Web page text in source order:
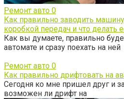
Ремонт авто 0
Как правильно заводить
коробкой передач и что делать
Как вы думаете, правильно
автомате и сразу поехать на ней
Ремонт авто 0
Как правильно дрифтовать на
Сегодня ко мне пришел друг и
возможен ли дрифт на